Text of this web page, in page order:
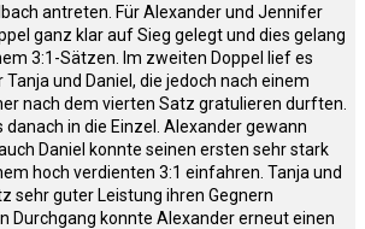
antreten. Für Alexander und Jennifer
ganz klar auf Sieg gelegt und dies gelang
3:1-Sätzen. Im zweiten Doppel lief es
und Daniel, die jedoch nach einem
nach dem vierten Satz gratulieren durften.
in die Einzel. Alexander gewann
Daniel konnte seinen ersten sehr stark
hoch verdienten 3:1 einfahren. Tanja und
sehr guter Leistung ihren Gegnern
Durchgang konnte Alexander erneut einen